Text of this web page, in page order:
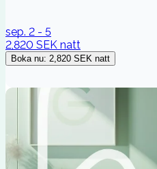
sep. 2 - 5
2,820 SEK natt
Boka nu: 2,820 SEK natt